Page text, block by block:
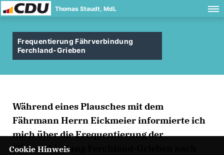
Thomas Staudt, MdL
Frequentierung Fährverbindung
Ferchland-Grieben
Während eines Plausches mit dem
Fährmann Herrn Eickmeier informierte ich
mich über die Frequentierung der
Fährverbindung Ferchland-Grieben nach
Cookie Hinweis